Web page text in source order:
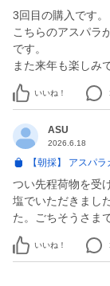
3回目の購入です。
こちらのアスパラ
です。
また来年も楽しみ
いいね！
ASU
2026.6.18
【朝採】 アスパ
つい先程荷物を受
塩でいただきまし
た。ごちそうさま
いいね！